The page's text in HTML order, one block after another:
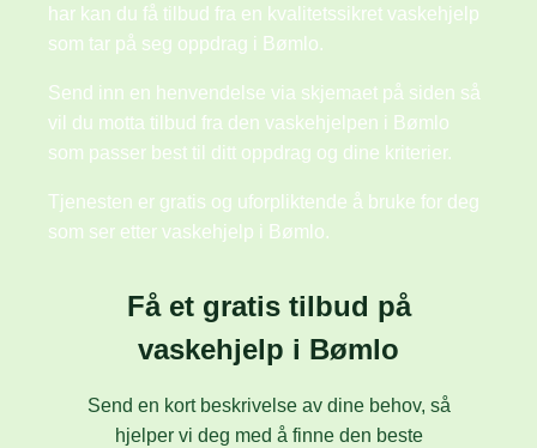
har kan du få tilbud fra en kvalitetssikret vaskehjelp
som tar på seg oppdrag i Bømlo.
Send inn en henvendelse via skjemaet på siden så
vil du motta tilbud fra den vaskehjelpen i Bømlo
som passer best til ditt oppdrag og dine kriterier.
Tjenesten er gratis og uforpliktende å bruke for deg
som ser etter vaskehjelp i Bømlo.
Få et gratis tilbud på
vaskehjelp i Bømlo
Send en kort beskrivelse av dine behov, så
hjelper vi deg med å finne den beste